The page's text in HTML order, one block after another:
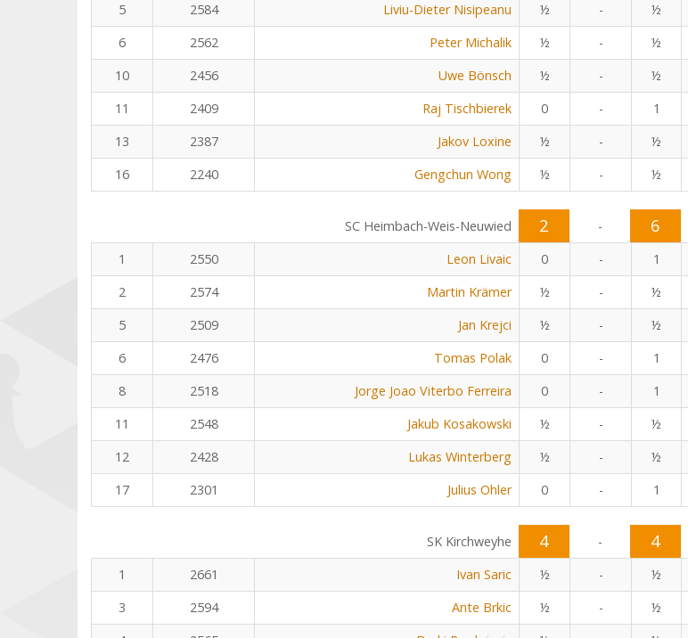
5
2584 Liviu-Dieter Nisipeanu ½ - ½
6
2562 Peter Michalik ½ - ½
10
2456 Uwe Bönsch ½ - ½
11
2409 Raj Tischbierek 0 - 1
13
2387 Jakov Loxine ½ - ½
16
2240 Gengchun Wong ½ - ½
SC Heimbach-Weis-Neuwied 2 - 6
1
2550 Leon Livaic 0 - 1
2
2574 Martin Krämer ½ - ½
5
2509 Jan Krejci ½ - ½
6
2476 Tomas Polak 0 - 1
8
2518 Jorge Joao Viterbo Ferreira 0 - 1
11
2548 Jakub Kosakowski ½ - ½
12
2428 Lukas Winterberg ½ - ½
17
2301 Julius Ohler 0 - 1
SK Kirchweyhe 4 - 4
1
2661 Ivan Saric ½ - ½
3
2594 Ante Brkic ½ - ½